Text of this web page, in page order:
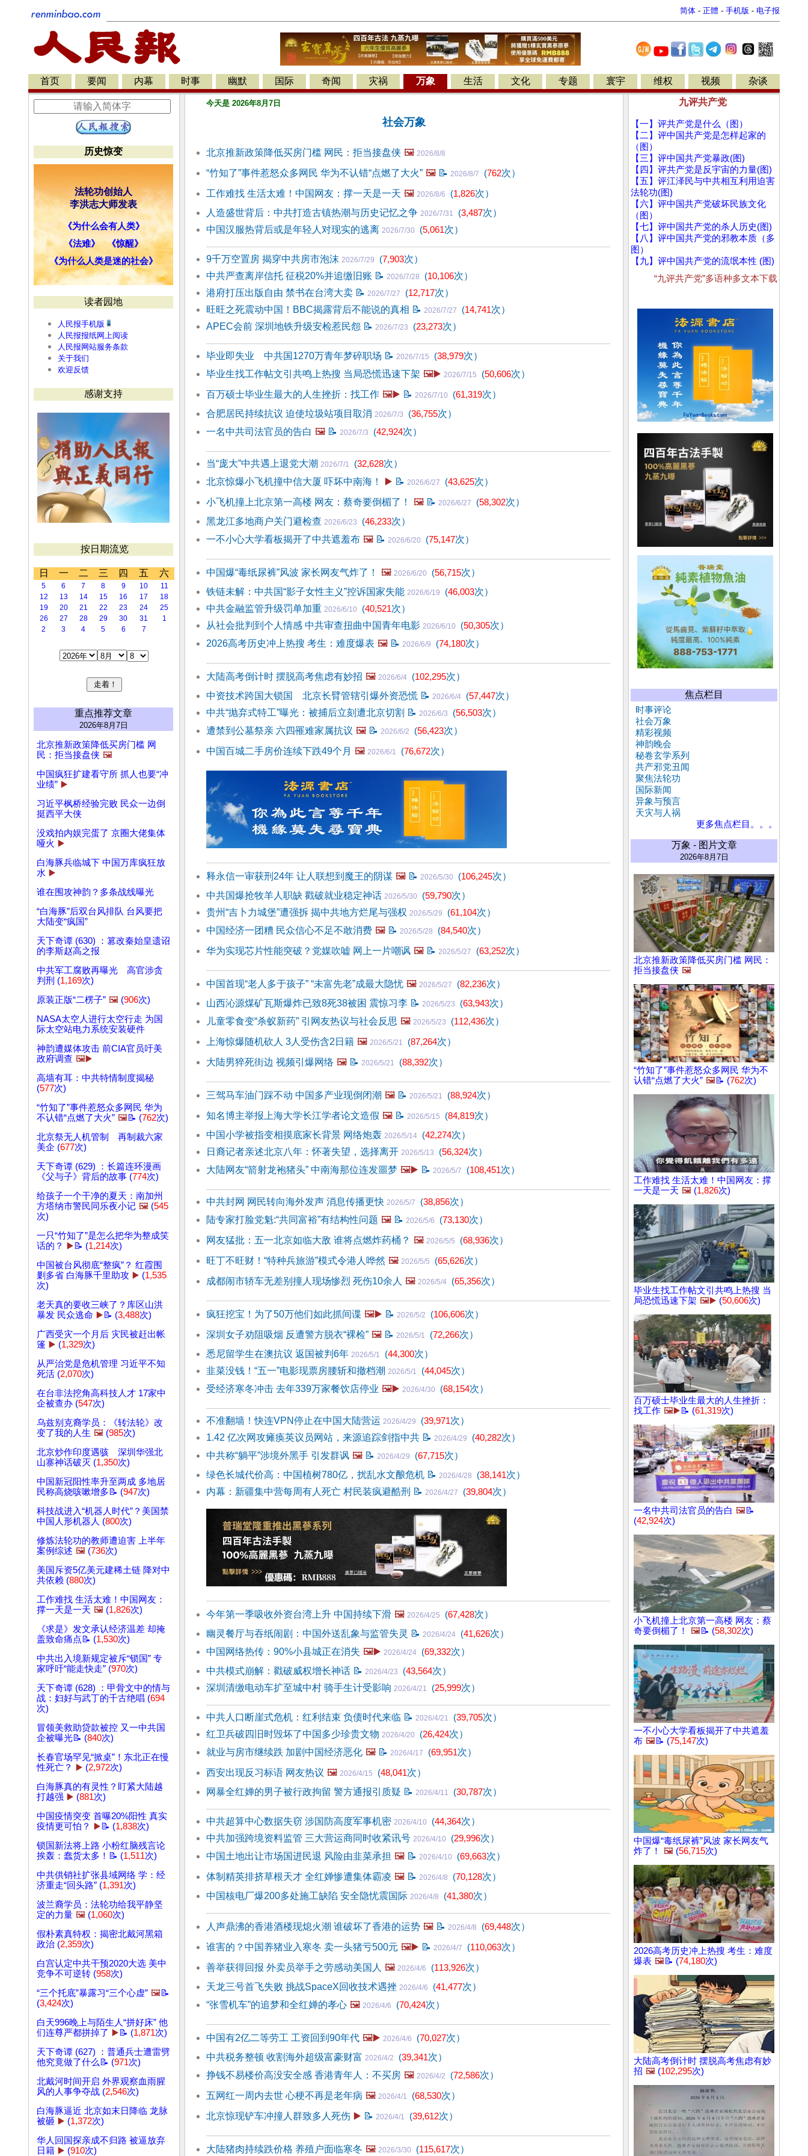
简体 - 正體 - 手机版 - 电子报
首页 要闻 内幕 时事 幽默 国际 奇闻 灾祸 万象 生活 文化 专题 寰宇 维权 视频 杂谈
历史惊变
法轮功创始人
李洪志大师发表
《为什么会有人类》
《法难》
《惊醒》
《为什么人类是迷的社会》
读者园地
人民报手机版
人民报报纸网上阅读
人民报网站服务条款
关于我们
欢迎反馈
感谢支持
按日期流览
日 一 二 三 四 五 六
5 6 7 8 9 10
11
12
13 14 15 16 17
18
19
20 21 22 23 24
25
26
27 28 29 30 31
1
2
3 4 5 6 7
重点推荐文章
2026年8月7日
北京推新政策降低买房门槛 网
民：拒当接盘侠 🖼️
中国疯狂扩建看守所 抓人也要“冲
业绩” ▶️
习近平枫桥经验完败 民众一边倒
挺西平大侠
没戏拍内娱完蛋了 京圈大佬集体
哑火 ▶️
白海豚兵临城下 中国万库疯狂放
水 ▶️
谁在围攻神韵？多条战线曝光
“白海豚”后双台风排队 台风要把
大陆变“疯国”
天下奇谭 (630) ：篡改秦始皇遗诏
的李斯赵高之报
中共军工腐败再曝光 高官涉贪
判刑 (1,169次)
原装正版“二楞子” 🖼️ (906次)
NASA太空人进行太空行走 为国
际太空站电力系统安装硬件
神韵遭媒体攻击 前CIA官员吁美
政府调查 🖼️▶️
高墙有耳：中共特情制度揭秘
(577次)
“竹知了”事件惹怒众多网民 华为
不认错“点燃了大火” 🖼️📝 (762次)
北京祭无人机管制 再制裁六家
美企 (677次)
天下奇谭 (629) ：长篇连环漫画
《父与子》背后的故事 (774次)
给孩子一个干净的夏天：南加州
方塔纳市警民同乐夜小记 🖼️ (545
次)
一只“竹知了”是怎么把华为整成笑
话的？
▶️📝 (1,214次)
中国被台风彻底“整疯”？ 红霞围
剿多省 白海豚千里助攻 ▶️ (1,535
次)
老天真的要收三峡了？库区山洪
暴发 民众逃命 ▶️📝 (3,488次)
广西受灾一个月后 灾民被赶出帐
篷 ▶️ (1,329次)
从严治党是危机管理 习近平不知
死活 (2,070次)
在台非法挖角高科技人才 17家中
企被查办 (547次)
乌兹别克裔学员：《转法轮》改
变了我的人生 🖼️ (985次)
北京炒作印度遇骇 深圳华强北
山寨神话破灭 (1,350次)
中国新冠阳性率升至两成 多地居
民称高烧咳嗽增多📝 (947次)
科技战进入“机器人时代”？美国禁
中国人形机器人 (800次)
修炼法轮功的教师遭迫害 上半年
案例综述 🖼️ (736次)
美国斥资5亿美元建稀土链 降对中
共依赖 (880次)
工作难找 生活太难！中国网友：
撑一天是一天 🖼️ (1,826次)
《求是》发文承认经济温差 却掩
盖致命痛点📝 (1,530次)
中共出入境新规定被斥“锁国” 专
家呼吁“能走快走” (970次)
天下奇谭 (628) ：甲骨文中的情与
战：妇好与武丁的千古绝唱 (694
次)
冒领美救助贷款被控 又一中共国
企被曝光📝 (840次)
长春官场罕见“掀桌”！东北正在慢
性死亡？
▶️ (2,972次)
白海豚真的有灵性？盯紧大陆越
打越强 ▶️ (881次)
中国疫情突变 首曝20%阳性 真实
疫情更可怕？
▶️📝 (1,838次)
锁国新法将上路 小粉红脑残言论
挨轰：蠢货太多！📝 (1,511次)
中共供销社扩张县域网络 学：经
济重走“回头路” (1,391次)
波兰裔学员：法轮功给我平静坚
定的力量 🖼️ (1,060次)
假朴素真特权：揭密北戴河黑箱
政治 (2,359次)
白宫认定中共干预2020大选 美中
竞争不可逆转 (958次)
“三个托底”暴露习“三个心虚” 🖼️📝
(3,424次)
白天996晚上与陌生人“拼好床” 他
们连尊严都拼掉了 ▶️📝 (1,871次)
天下奇谭 (627) ：普通兵士遭雷劈
他究竟做了什么📝 (971次)
北戴河时间开启 外界观察血雨腥
风的人事争夺战 (2,546次)
白海豚逼近 北京如末日降临 龙脉
被砸 ▶️ (1,372次)
华人回国探亲成不归路 被逼放弃
日籍 ▶️ (910次)
今天是 2026年8月7日
社会万象
北京推新政策降低买房门槛 网民：拒当接盘侠 🖼️ 2026/8/8
“竹知了”事件惹怒众多网民 华为不认错“点燃了大火” 🖼️ 📝 2026/8/7 (762次）
工作难找 生活太难！中国网友：撑一天是一天 🖼️ 2026/8/6 (1,826次）
人造盛世背后：中共打造古镇热潮与历史记忆之争 2026/7/31 (3,487次）
中国汉服热背后或是年轻人对现实的逃离 2026/7/30 (5,061次）
9千万空置房 揭穿中共房市泡沫 2026/7/29 (7,903次）
中共严查离岸信托 征税20%并追缴旧账 📝 2026/7/28 (10,106次）
港府打压出版自由 禁书在台湾大卖 📝 2026/7/27 (12,717次）
旺旺之死震动中国！BBC揭露背后不能说的真相 📝 2026/7/27 (14,741次）
APEC会前 深圳地铁升级安检惹民怨 📝 2026/7/23 (23,273次）
毕业即失业 中共国1270万青年梦碎职场 📝 2026/7/15 (38,979次）
毕业生找工作帖文引共鸣上热搜 当局恐慌迅速下架 🖼️▶️ 2026/7/15 (50,606次）
百万硕士毕业生最大的人生挫折：找工作 🖼️▶️ 📝 2026/7/10 (61,319次）
合肥居民持续抗议 迫使垃圾站项目取消 2026/7/3 (36,755次）
一名中共司法官员的告白 🖼️ 📝 2026/7/3 (42,924次）
当“庞大”中共遇上退党大潮 2026/7/1 (32,628次）
北京惊爆小飞机撞中信大厦 吓坏中南海！
▶️ 📝 2026/6/27 (43,625次）
小飞机撞上北京第一高楼 网友：蔡奇要倒楣了！
🖼️ 📝 2026/6/27 (58,302次）
黑龙江多地商户关门避检查 2026/6/23 (46,233次）
一不小心大学看板揭开了中共遮羞布 🖼️ 📝 2026/6/20 (75,147次）
中国爆“毒纸尿裤”风波 家长网友气炸了！ 🖼️ 2026/6/20 (56,715次）
铁链未解：中共国“影子女性主义”控诉国家失能 2026/6/19 (46,003次）
中共金融监管升级罚单加重 2026/6/10 (40,521次）
从社会批判到个人情感 中共审查扭曲中国青年电影 2026/6/10 (50,305次）
2026高考历史冲上热搜 考生：难度爆表 🖼️ 📝 2026/6/9 (74,180次）
大陆高考倒计时 摆脱高考焦虑有妙招 🖼️ 2026/6/4 (102,295次）
中资技术跨国大锁国 北京长臂管辖引爆外资恐慌 📝 2026/6/4 (57,447次）
中共“抛弃式特工”曝光：被捕后立刻遭北京切割 📝 2026/6/3 (56,503次）
遭禁到公墓祭亲 六四罹难家属抗议 🖼️ 📝 2026/6/2 (56,423次）
中国百城二手房价连续下跌49个月 🖼️ 2026/6/1 (76,672次）
释永信一审获刑24年 让人联想到魔王的阴谋 🖼️ 📝 2026/5/30 (106,245次）
中共国爆抢牧羊人职缺 戳破就业稳定神话 2026/5/30 (59,790次）
贵州“吉卜力城堡”遭强拆 揭中共地方烂尾与强权 2026/5/29 (61,104次）
中国经济一团糟 民众信心不足不敢消费 🖼️ 📝 2026/5/28 (84,540次）
华为实现芯片性能突破？党媒吹嘘 网上一片嘲讽 🖼️ 📝 2026/5/27 (63,252次）
中国首现“老人多于孩子” “未富先老”成最大隐忧 🖼️ 2026/5/27 (82,236次）
山西沁源煤矿瓦斯爆炸已致8死38被困 震惊习李 📝 2026/5/23 (63,943次）
儿童零食变“杀蚁新药” 引网友热议与社会反思 🖼️ 2026/5/23 (112,436次）
上海惊爆随机砍人 3人受伤含2日籍 🖼️ 2026/5/21 (87,264次）
大陆男猝死街边 视频引爆网络 🖼️ 📝 2026/5/21 (88,392次）
三驾马车油门踩不动 中国多产业现倒闭潮 🖼️ 📝 2026/5/21 (88,924次）
知名博主举报上海大学长江学者论文造假 🖼️ 📝 2026/5/15 (84,819次）
中国小学被指变相摸底家长背景 网络炮轰 2026/5/14 (42,274次）
日裔记者亲述北京八年：怀著失望，选择离开 2026/5/13 (56,324次）
大陆网友“箭射龙袍猪头” 中南海那位连发噩梦 🖼️▶️ 📝 2026/5/7 (108,451次）
中共封网 网民转向海外发声 消息传播更快 2026/5/7 (38,856次）
陆专家打脸党魁:“共同富裕”有结构性问题 🖼️ 📝 2026/5/6 (73,130次）
网友猛批：五一北京如临大敌 谁将点燃炸药桶？ 🖼️ 2026/5/5 (68,936次）
旺丁不旺财！“特种兵旅游”模式令港人哗然 🖼️ 2026/5/5 (65,626次）
成都闹市轿车无差别撞人现场惨烈 死伤10余人 🖼️ 2026/5/4 (65,356次）
疯狂挖宝！为了50万他们如此抓间谍 🖼️▶️ 📝 2026/5/2 (106,606次）
深圳女子劝阻吸烟 反遭警方脱衣“裸检” 🖼️ 📝 2026/5/1 (72,266次）
悉尼留学生在澳抗议 返国被判6年 2026/5/1 (44,300次）
韭菜没钱！“五一”电影现票房腰斩和撤档潮 2026/5/1 (44,045次）
受经济寒冬冲击 去年339万家餐饮店停业 🖼️▶️ 2026/4/30 (68,154次）
不准翻墙！快连VPN停止在中国大陆营运 2026/4/29 (39,971次）
1.42 亿次网攻瘫痪英议员网站，来源追踪剑指中共 📝 2026/4/29 (40,282次）
中共称“躺平”涉境外黑手 引发群讽 🖼️ 📝 2026/4/29 (67,715次）
绿色长城代价高：中国植树780亿，扰乱水文酿危机 📝 2026/4/28 (38,141次）
内幕：新疆集中营每周有人死亡 村民装疯避酷刑
📝 2026/4/27 (39,804次）
今年第一季吸收外资台湾上升 中国持续下滑 🖼️ 2026/4/25 (67,428次）
幽灵餐厅与吞纸闹剧：中国外送乱象与监管失灵 📝 2026/4/24 (41,626次）
中国网络热传：90%小县城正在消失 🖼️▶️ 2026/4/24 (69,332次）
中共模式崩解：戳破威权增长神话 📝 2026/4/23 (43,564次）
深圳清缴电动车扩至城中村 骑手生计受影响 2026/4/21 (25,999次）
中共人口断崖式危机：红利结束 负债时代来临 📝 2026/4/21 (39,705次）
红卫兵破四旧时毁坏了中国多少珍贵文物 2026/4/20 (26,424次）
就业与房市继续跌 加剧中国经济恶化 🖼️ 📝 2026/4/17 (69,951次）
西安出现反习标语 网友热议 🖼️ 2026/4/15 (48,041次）
网暴全红婵的男子被行政拘留 警方通报引质疑 📝 2026/4/11 (30,787次）
中共超算中心数据失窃 涉国防高度军事机密 2026/4/10 (44,364次）
中共加强跨境资料监管 三大营运商同时收紧讯号 2026/4/10 (29,996次）
中国土地出让市场国进民退 风险由韭菜承担 🖼️ 📝 2026/4/10 (69,663次）
体制精英排挤草根天才 全红婵惨遭集体霸凌 🖼️ 📝 2026/4/8 (70,128次）
中国核电厂爆200多处施工缺陷 安全隐忧震国际 2026/4/8 (41,380次）
人声鼎沸的香港酒楼现熄火潮 谁破坏了香港的运势 🖼️ 📝 2026/4/8 (69,448次）
谁害的？中国养猪业入寒冬 卖一头猪亏500元 🖼️▶️ 📝 2026/4/7 (110,063次）
善举获得回报 外卖员举手之劳感动美国人 🖼️ 2026/4/6 (113,926次）
天龙三号首飞失败 挑战SpaceX回收技术遇挫 2026/4/6 (41,477次）
“张雪机车”的追梦和全红婵的孝心 🖼️ 2026/4/6 (70,424次）
中国有2亿二等劳工 工资回到90年代 🖼️▶️ 2026/4/6 (70,027次）
中共税务整顿 收割海外超级富豪财富 2026/4/2 (39,341次）
挣钱不易楼价高没安全感 香港青年人：不买房 🖼️ 2026/4/2 (72,586次）
五网红一周内去世 心梗不再是老年病 🖼️ 2026/4/1 (68,530次）
北京惊现铲车冲撞人群致多人死伤 ▶️ 📝 2026/4/1 (39,612次）
大陆猪肉持续跌价格 养殖户面临寒冬 🖼️ 2026/3/30 (115,617次）
九评共产党
【一】评共产党是什么（图）
【二】评中国共产党是怎样起家的
（图）
【三】评中国共产党暴政(图)
【四】评共产党是反宇宙的力量(图)
【五】评江泽民与中共相互利用迫害
法轮功(图)
【六】评中国共产党破坏民族文化
（图）
【七】评中国共产党的杀人历史(图)
【八】评中国共产党的邪教本质（多
图）
【九】评中国共产党的流氓本性 (图)
“九评共产党”多语种多文本下载
焦点栏目
时事评论
社会万象
精彩视频
神韵晚会
秘卷玄学系列
共产邪党丑闻
聚焦法轮功
国际新闻
异象与预言
天灾与人祸
更多焦点栏目。。。
万象 - 图片文章
2026年8月7日
北京推新政策降低买房门槛 网民：
拒当接盘侠 🖼️
“竹知了”事件惹怒众多网民 华为不
认错“点燃了大火” 🖼️📝 (762次)
工作难找 生活太难！中国网友：撑
一天是一天 🖼️ (1,826次)
毕业生找工作帖文引共鸣上热搜 当
局恐慌迅速下架 🖼️▶️ (50,606次)
百万硕士毕业生最大的人生挫折：
找工作 🖼️▶️📝 (61,319次)
一名中共司法官员的告白 🖼️📝
(42,924次)
小飞机撞上北京第一高楼 网友：蔡
奇要倒楣了！
🖼️📝 (58,302次)
一不小心大学看板揭开了中共遮羞
布 🖼️📝 (75,147次)
中国爆“毒纸尿裤”风波 家长网友气
炸了！
🖼️ (56,715次)
2026高考历史冲上热搜 考生：难度
爆表 🖼️📝 (74,180次)
大陆高考倒计时 摆脱高考焦虑有妙
招 🖼️ (102,295次)